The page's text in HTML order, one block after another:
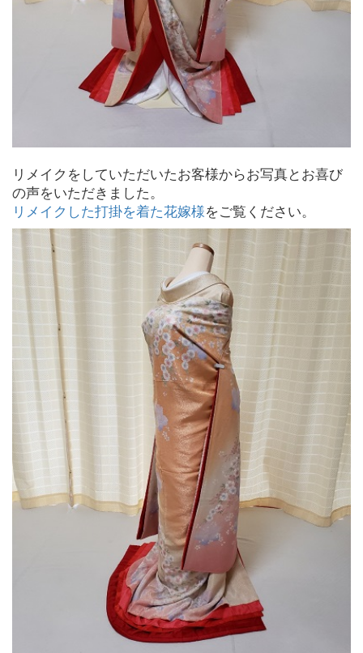
リメイクをしていただいたお客様からお写真とお喜び
の声をいただきました。
リメイクした打掛を着た花嫁様をご覧ください。